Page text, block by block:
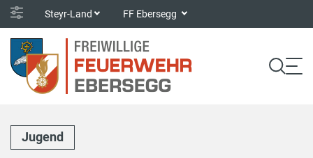
Steyr-Land FF Ebersegg
Jugend